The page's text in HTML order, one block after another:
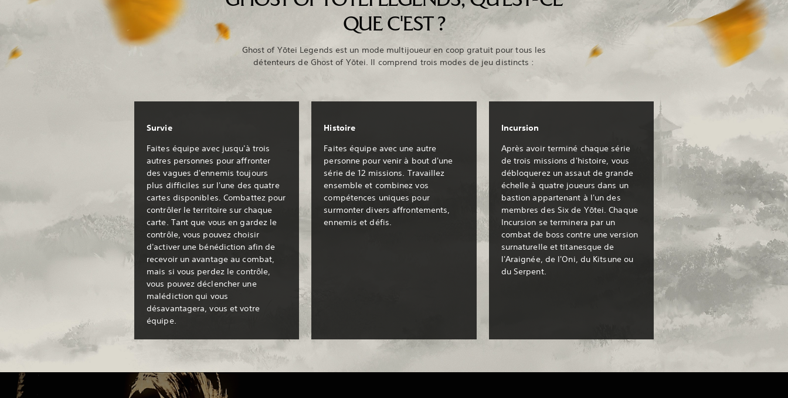
QUE C'EST ?
Ghost of Yōtei Legends est un mode multijoueur en coop gratuit pour tous les
détenteurs de Ghost of Yōtei. Il comprend trois modes de jeu distincts :
Survie
Faites équipe avec jusqu'à trois
autres personnes pour affronter
des vagues d'ennemis toujours
plus difficiles sur l'une des quatre
cartes disponibles. Combattez pour
contrôler le territoire sur chaque
carte. Tant que vous en gardez le
contrôle, vous pouvez choisir
d'activer une bénédiction afin de
recevoir un avantage au combat,
mais si vous perdez le contrôle,
vous pouvez déclencher une
malédiction qui vous
désavantagera, vous et votre
équipe.
Histoire
Faites équipe avec une autre
personne pour venir à bout d'une
série de 12 missions. Travaillez
ensemble et combinez vos
compétences uniques pour
surmonter divers affrontements,
ennemis et défis.
Incursion
Après avoir terminé chaque série
de trois missions d'histoire, vous
débloquerez un assaut de grande
échelle à quatre joueurs dans un
bastion appartenant à l'un des
membres des Six de Yōtei. Chaque
Incursion se terminera par un
combat de boss contre une version
surnaturelle et titanesque de
l'Araignée, de l'Oni, du Kitsune ou
du Serpent.